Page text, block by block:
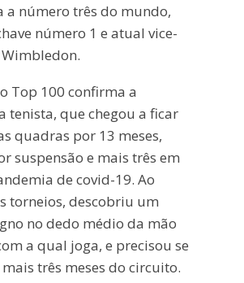
a número três do mundo,
número 1 e atual vice-
Top 100 confirma a
tenista, que chegou a ficar
quadras por 13 meses,
suspensão e mais três em
de covid-19. Ao
torneios, descobriu um
no dedo médio da mão
a qual joga, e precisou se
três meses do circuito.